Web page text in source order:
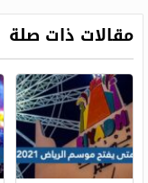
مقالات ذات صلة